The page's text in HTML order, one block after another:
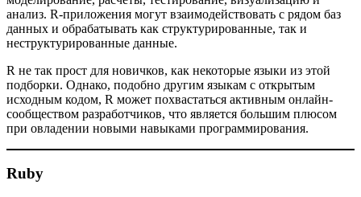
анализ. R-приложения могут взаимодействовать с рядом баз
данных и обрабатывать как структурированные, так и
неструктурированные данные.
R не так прост для новичков, как некоторые языки из этой
подборки. Однако, подобно другим языкам с открытым
исходным кодом, R может похвастаться активным онлайн-
сообществом разработчиков, что является большим плюсом
при овладении новыми навыками программирования.
Ruby